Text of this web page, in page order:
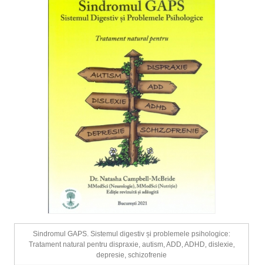
Sindromul GAPS. Sistemul digestiv și problemele psihologice:
Tratament natural pentru dispraxie, autism, ADD, ADHD, dislexie,
depresie, schizofrenie